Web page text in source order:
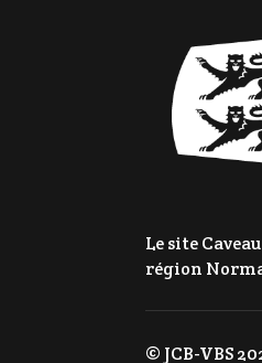
Le site
région
© JCB-VBS